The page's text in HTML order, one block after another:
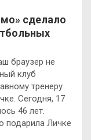
сделало
браузер не
клуб
тренеру
Сегодня, 17
46 лет.
подарила Личке